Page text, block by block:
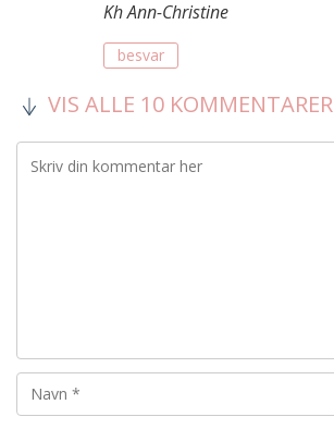
Kh Ann-Christine
besvar
VIS ALLE 10 KOMMENTARER